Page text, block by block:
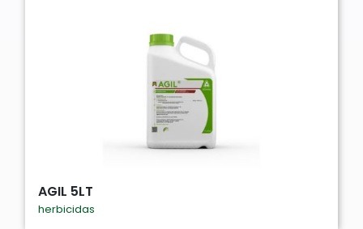
AGIL 5LT
herbicidas